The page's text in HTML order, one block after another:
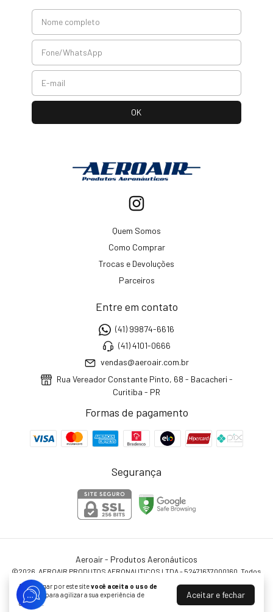
Ao navegar por este sitevocê aceita o uso de
cookies
para agilizar a sua experiência de
compra.
Aceitar e fechar
Quem Somos
Como Comprar
Trocas e Devoluções
Parceiros
Entre em contato
(41) 99874-6616
(41) 4101-0666
vendas@aeroair.com.br
Rua Vereador Constante Pinto, 68 - Bacacheri -
Curitiba - PR
Formas de pagamento
Segurança
Aeroair - Produtos Aeronáuticos
©2026. AEROAIR PRODUTOS AERONAUTICOS LTDA - 52471637000160. Todos